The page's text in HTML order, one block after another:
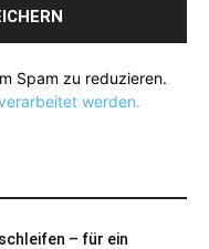
Spam zu reduzieren.
werden.
– für ein